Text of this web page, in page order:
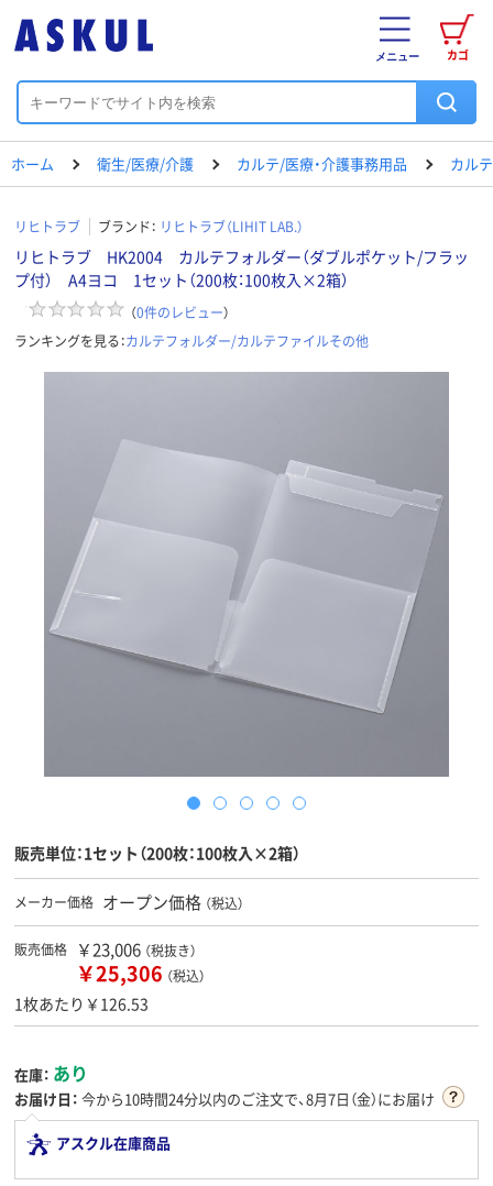
カゴ
メニュー
ホーム 衛生/医療/介護 カルテ/医療・介護事務用品 カル
リヒトラブ ブランド： リヒトラブ（LIHIT LAB.）
リヒトラブ HK2004 カルテフォルダー（ダブルポケット/フラッ
プ付） A4ヨコ 1セット（200枚：100枚入×2箱）
（0件のレビュー）
ランキングを見る：カルテフォルダー/カルテファイルその他
販売単位：1セット（200枚：100枚入×2箱）
メーカー価格 オープン価格 （税込）
販売価格 ￥23,006 （税抜き）
￥25,306 （税込）
1枚あたり￥126.53
在庫： あり
お届け日： 今から10時間24分以内のご注文で、8月7日（金）にお届け
アスクル在庫商品